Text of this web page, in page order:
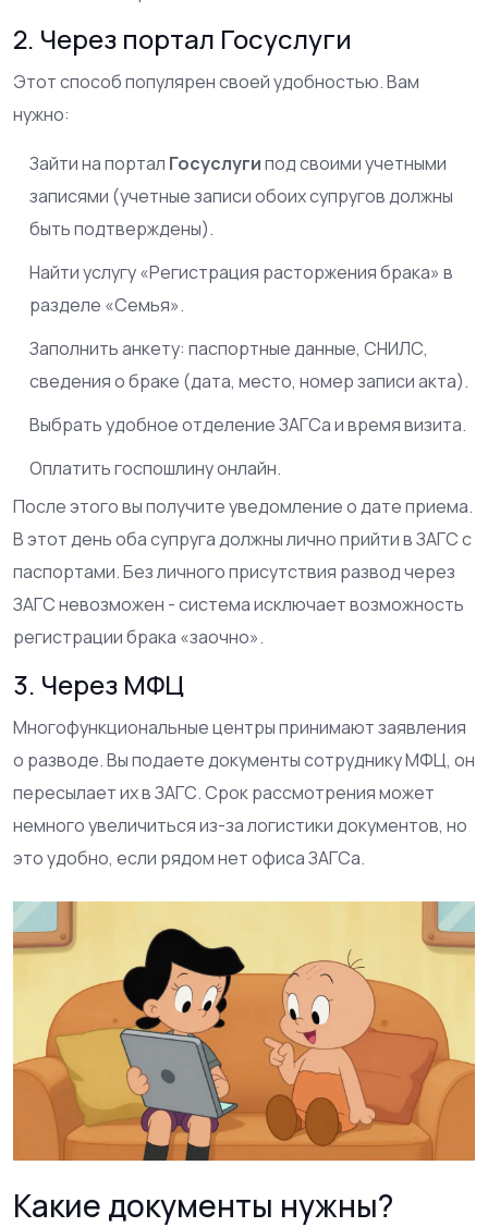
2. Через портал Госуслуги
Этот способ популярен своей удобностью. Вам
нужно:
Зайти на портал Госуслугипод своими учетными
записями (учетные записи обоих супругов должны
быть подтверждены).
Найти услугу «Регистрация расторжения брака» в
разделе «Семья».
Заполнить анкету: паспортные данные, СНИЛС,
сведения о браке (дата, место, номер записи акта).
Выбрать удобное отделение ЗАГСа и время визита.
Оплатить госпошлину онлайн.
После этого вы получите уведомление о дате приема.
В этот день оба супруга должны лично прийти в ЗАГС с
паспортами. Без личного присутствия развод через
ЗАГС невозможен - система исключает возможность
регистрации брака «заочно».
3. Через МФЦ
Многофункциональные центры принимают заявления
о разводе. Вы подаете документы сотруднику МФЦ, он
пересылает их в ЗАГС. Срок рассмотрения может
немного увеличиться из-за логистики документов, но
это удобно, если рядом нет офиса ЗАГСа.
Какие документы нужны?